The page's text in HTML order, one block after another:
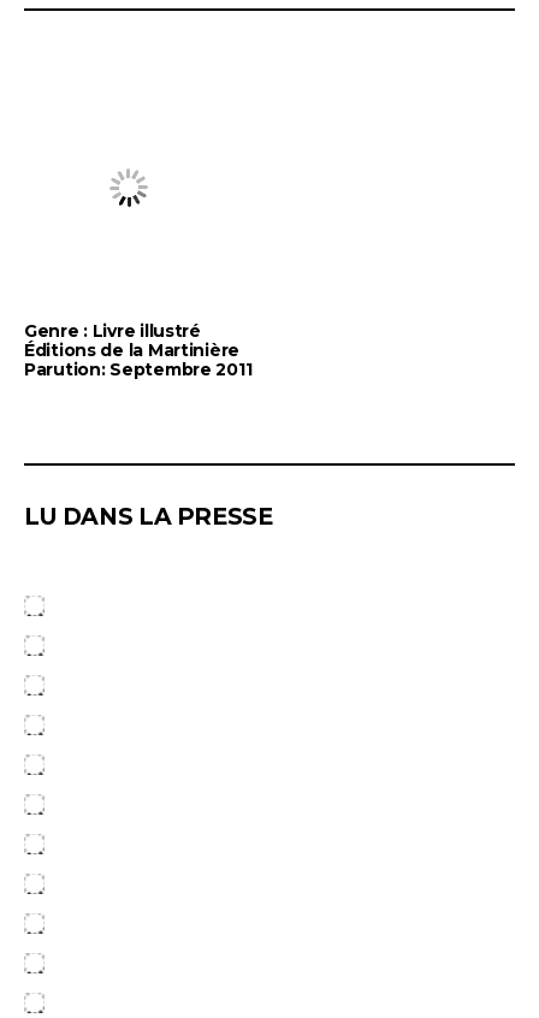
Genre : Livre illustré
Éditions de la Martinière
Parution: Septembre 2011
LU DANS LA PRESSE